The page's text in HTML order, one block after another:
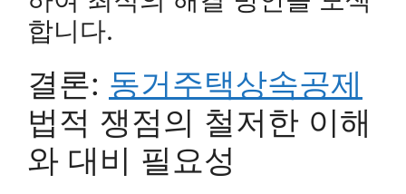
합니다.
결론: 동거주택상속공제
법적 쟁점의 철저한 이해
와 대비 필요성